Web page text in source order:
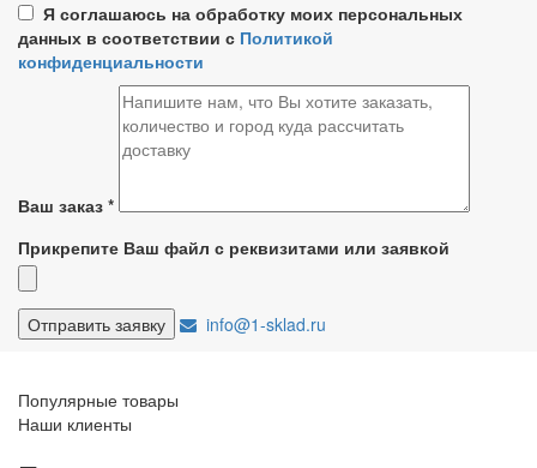
Я соглашаюсь на обработку моих персональных
данных в соответствии с Политикой
конфиденциальности
Ваш заказ *
Прикрепите Ваш файл с реквизитами или заявкой
info@1-sklad.ru
Популярные товары
Наши клиенты